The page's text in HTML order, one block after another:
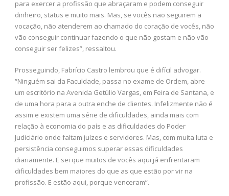
para exercer a profissão que abraçaram e podem conseguir
dinheiro, status e muito mais. Mas, se vocês não seguirem a
vocação, não atenderem ao chamado do coração de vocês, não
vão conseguir continuar fazendo o que não gostam e não vão
conseguir ser felizes”, ressaltou.
Prosseguindo, Fabrício Castro lembrou que é difícil advogar.
“Ninguém sai da Faculdade, passa no exame de Ordem, abre
um escritório na Avenida Getúlio Vargas, em Feira de Santana, e
de uma hora para a outra enche de clientes. Infelizmente não é
assim e existem uma série de dificuldades, ainda mais com
relação à economia do país e as dificuldades do Poder
Judiciário onde faltam juízes e servidores. Mas, com muita luta e
persistência conseguimos superar essas dificuldades
diariamente. E sei que muitos de vocês aqui já enfrentaram
dificuldades bem maiores do que as que estão por vir na
profissão. E estão aqui, porque venceram”.